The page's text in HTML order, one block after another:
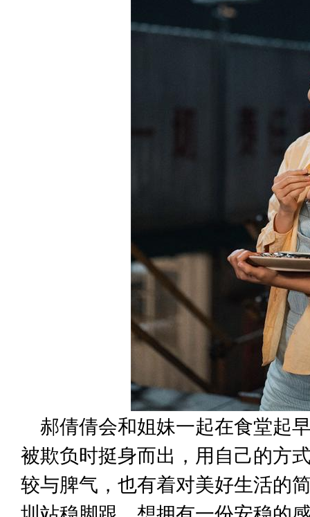
郝倩倩会和姐妹一起在食堂起
被欺负时挺身而出，用自己的方
较与脾气，也有着对美好生活的